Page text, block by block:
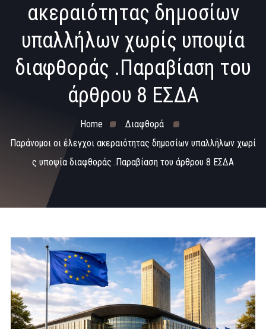
ακεραιότητας δημοσίων
υπαλλήλων χωρίς υποψία
διαφθοράς .Παραβίαση του
άρθρου 8 ΕΣΔΑ
Home
Διαφθορά
Παράνομοι οι έλεγχοι ακεραιότητας δημοσίων υπαλλήλων χωρί
ς υποψία διαφθοράς .Παραβίαση του άρθρου 8 ΕΣΔΑ